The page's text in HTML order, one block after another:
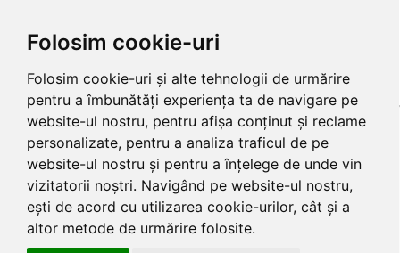
Folosim cookie-uri
Folosim cookie-uri și alte tehnologii de urmărire
pentru a îmbunătăți experiența ta de navigare pe
website-ul nostru, pentru afișa conținut și reclame
personalizate, pentru a analiza traficul de pe
website-ul nostru și pentru a înțelege de unde vin
vizitatorii noștri. Navigând pe website-ul nostru,
ești de acord cu utilizarea cookie-urilor, cât și a
altor metode de urmărire folosite.